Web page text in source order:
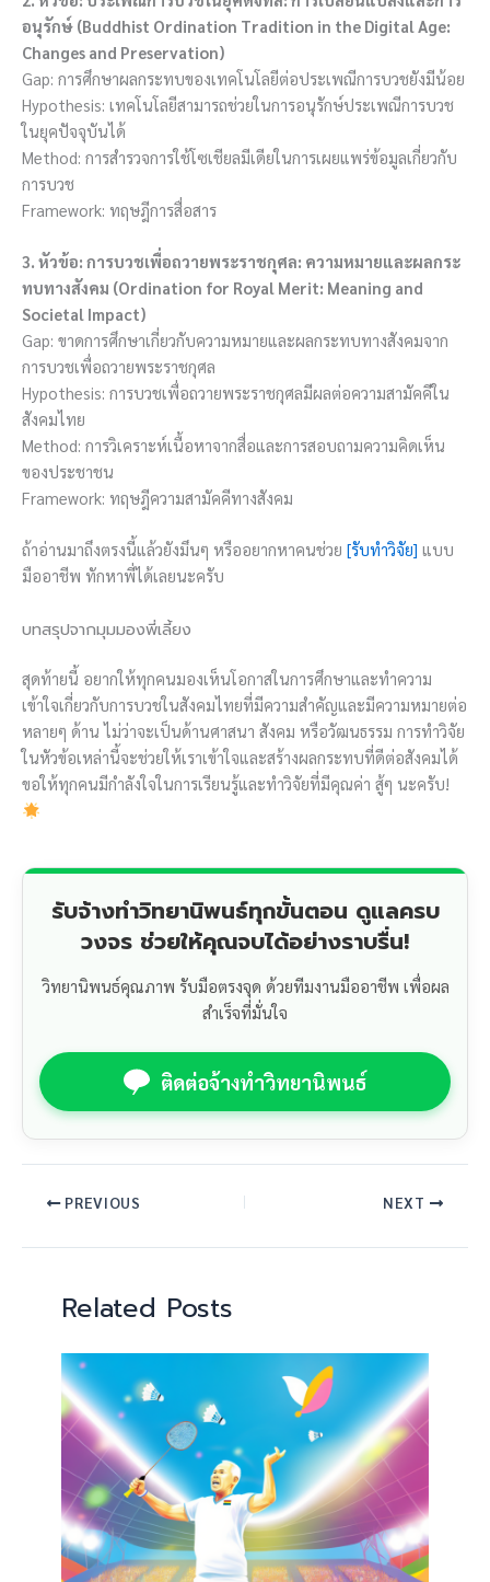
อนุรักษ์ (Buddhist Ordination Tradition in the Digital Age:
Changes and Preservation)
Gap: การศึกษาผลกระทบของเทคโนโลยีต่อประเพณีการบวชยังมีน้อย
Hypothesis: เทคโนโลยีสามารถช่วยในการอนุรักษ์ประเพณีการบวช
ในยุคปัจจุบันได้
Method: การสำรวจการใช้โซเชียลมีเดียในการเผยแพร่ข้อมูลเกี่ยวกับ
การบวช
Framework: ทฤษฎีการสื่อสาร
3. หัวข้อ: การบวชเพื่อถวายพระราชกุศล: ความหมายและผลกระ
ทบทางสังคม (Ordination for Royal Merit: Meaning and
Societal Impact)
Gap: ขาดการศึกษาเกี่ยวกับความหมายและผลกระทบทางสังคมจาก
การบวชเพื่อถวายพระราชกุศล
Hypothesis: การบวชเพื่อถวายพระราชกุศลมีผลต่อความสามัคคีใน
สังคมไทย
Method: การวิเคราะห์เนื้อหาจากสื่อและการสอบถามความคิดเห็น
ของประชาชน
Framework: ทฤษฎีความสามัคคีทางสังคม
ถ้าอ่านมาถึงตรงนี้แล้วยังมึนๆ หรืออยากหาคนช่วย [รับทำวิจัย] แบบ
มืออาชีพ ทักหาพี่ได้เลยนะครับ
บทสรุปจากมุมมองพี่เลี้ยง
สุดท้ายนี้ อยากให้ทุกคนมองเห็นโอกาสในการศึกษาและทำความ
เข้าใจเกี่ยวกับการบวชในสังคมไทยที่มีความสำคัญและมีความหมายต่อ
หลายๆ ด้าน ไม่ว่าจะเป็นด้านศาสนา สังคม หรือวัฒนธรรม การทำวิจัย
ในหัวข้อเหล่านี้จะช่วยให้เราเข้าใจและสร้างผลกระทบที่ดีต่อสังคมได้
ขอให้ทุกคนมีกำลังใจในการเรียนรู้และทำวิจัยที่มีคุณค่า สู้ๆ นะครับ!
รับจ้างทำวิทยานิพนธ์ทุกขั้นตอน ดูแลครบ
วงจร ช่วยให้คุณจบได้อย่างราบรื่น!
วิทยานิพนธ์คุณภาพ รับมือตรงจุด ด้วยทีมงานมืออาชีพ เพื่อผล
สำเร็จที่มั่นใจ
ติดต่อจ้างทำวิทยานิพนธ์
PREVIOUS NEXT
Related Posts